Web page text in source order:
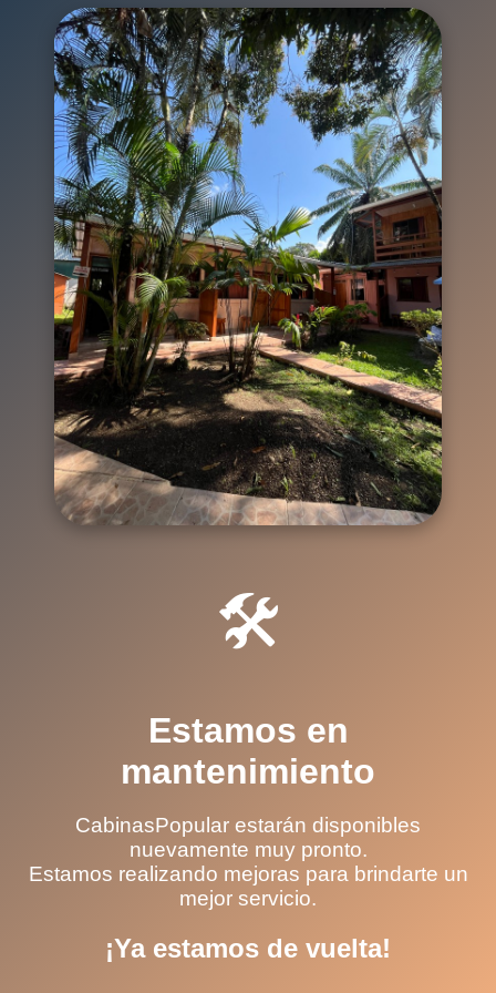
🛠️
Estamos en
mantenimiento
CabinasPopular estarán disponibles
nuevamente muy pronto.
Estamos realizando mejoras para brindarte un
mejor servicio.
¡Ya estamos de vuelta!